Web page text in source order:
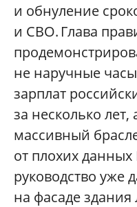
и обнуление
и СВО. Глава
не наручные
зарплат
за несколько
массивный
от плохих данных
руководство уже
на фасаде